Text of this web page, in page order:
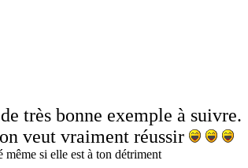
très bonne exemple à suivre.
veut vraiment réussir
si elle est à ton détriment